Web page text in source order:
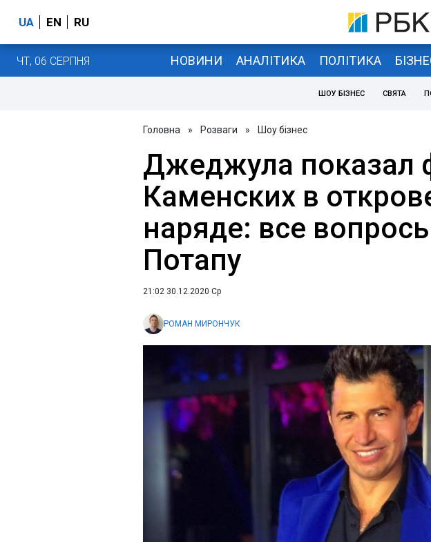
UA EN RU
ЧТ, 06 СЕРПНЯ НОВИНИ АНАЛІТИКА ПОЛІТИКА
ШОУ БІЗНЕС СВЯТА
Головна » Розваги » Шоу бізнес
Джеджула показал
Каменских в
наряде: все
Потапу
21:02 30.12.2020 Ср
РОМАН МИРОНЧУК